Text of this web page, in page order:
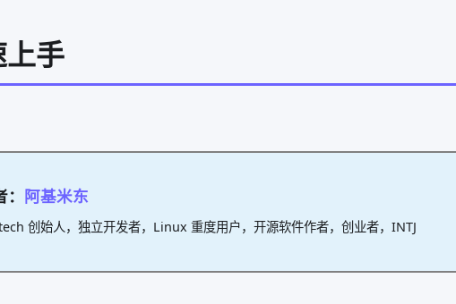
手
阿基米东
创始人，独立开发者，Linux 重度用户，开源软件作者，创业者，INTJ